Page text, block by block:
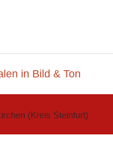
in Bild & Ton
(Kreis Steinfurt)